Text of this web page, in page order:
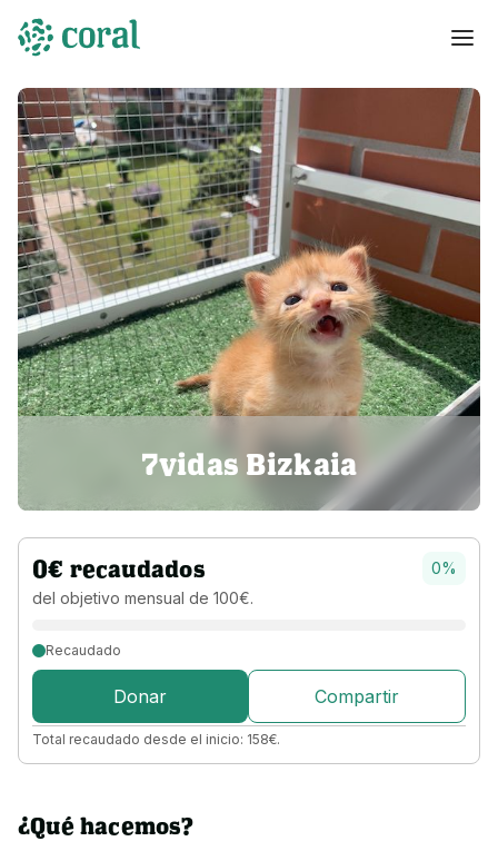
7vidas Bizkaia
0€ recaudados
del objetivo mensual de 100€.
0%
Recaudado
Donar Compartir
Total recaudado desde el inicio: 158€.
¿Qué hacemos?